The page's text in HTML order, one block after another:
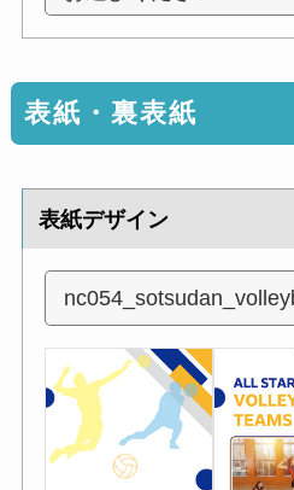
表紙・裏表紙
表紙デザイン